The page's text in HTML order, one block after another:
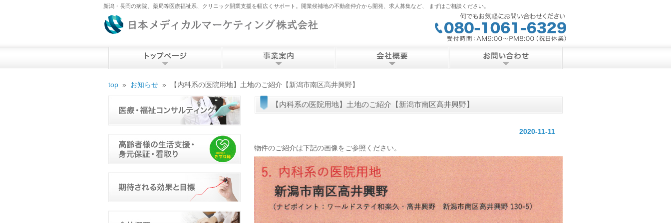
新潟・長岡の病院、薬局等医療福祉系、クリニック開業支援を幅広くサポート。開業候補地の不動産仲介から開発、求人募集など、 まずはご相談ください。
top » お知らせ » 【内科系の医院用地】土地のご紹介【新潟市南区高井興野】
【内科系の医院用地】土地のご紹介【新潟市南区高井興野】
2020-11-11
物件のご紹介は下記の画像をご参照ください。